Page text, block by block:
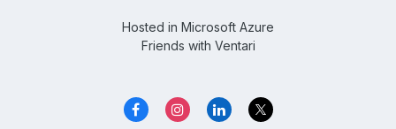
Hosted in Microsoft Azure
Friends with Ventari